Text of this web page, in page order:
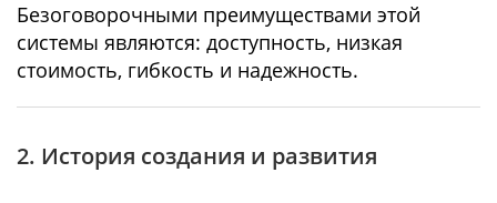
Безоговорочными преимуществами этой
системы являются: доступность, низкая
стоимость, гибкость и надежность.
2. История создания и развития